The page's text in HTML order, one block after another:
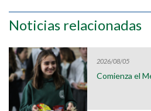
Noticias relacionadas
2026/08/05
Comienza el